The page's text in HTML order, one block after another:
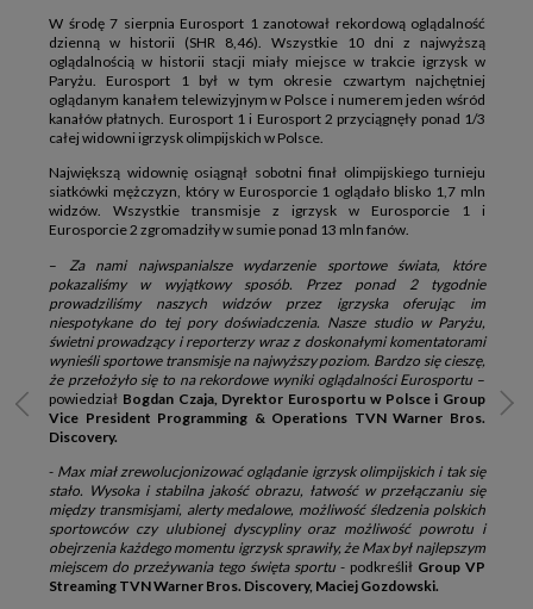
W środę 7 sierpnia Eurosport 1 zanotował rekordową oglądalność
dzienną w historii (SHR 8,46). Wszystkie 10 dni z najwyższą
oglądalnością w historii stacji miały miejsce w trakcie igrzysk w
Paryżu. Eurosport 1 był w tym okresie czwartym najchętniej
oglądanym kanałem telewizyjnym w Polsce i numerem jeden wśród
kanałów płatnych. Eurosport 1 i Eurosport 2 przyciągnęły ponad 1/3
całej widowni igrzysk olimpijskich w Polsce.
Największą widownię osiągnął sobotni finał olimpijskiego turnieju
siatkówki mężczyzn, który w Eurosporcie 1 oglądało blisko 1,7 mln
widzów. Wszystkie transmisje z igrzysk w Eurosporcie 1 i
Eurosporcie 2 zgromadziły w sumie ponad 13 mln fanów.
– Za nami najwspanialsze wydarzenie sportowe świata, które
pokazaliśmy w wyjątkowy sposób. Przez ponad 2 tygodnie
prowadziliśmy naszych widzów przez igrzyska oferując im
niespotykane do tej pory doświadczenia. Nasze studio w Paryżu,
świetni prowadzący i reporterzy wraz z doskonałymi komentatorami
wynieśli sportowe transmisje na najwyższy poziom. Bardzo się cieszę,
że przełożyło się to na rekordowe wyniki oglądalności Eurosportu –
powiedział Bogdan Czaja, Dyrektor Eurosportu w Polsce i Group
Vice President Programming & Operations TVN Warner Bros.
Discovery.
- Max miał zrewolucjonizować oglądanie igrzysk olimpijskich i tak się
stało. Wysoka i stabilna jakość obrazu, łatwość w przełączaniu się
między transmisjami, alerty medalowe, możliwość śledzenia polskich
sportowców czy ulubionej dyscypliny oraz możliwość powrotu i
obejrzenia każdego momentu igrzysk sprawiły, że Max był najlepszym
miejscem do przeżywania tego święta sportu - podkreślił Group VP
Streaming TVN Warner Bros. Discovery, Maciej Gozdowski.